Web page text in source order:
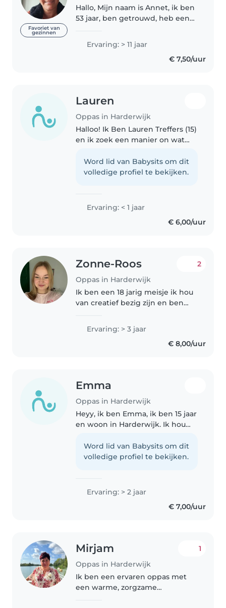
Favoriet van
gezinnen
Hallo, Mijn naam is Annet, ik ben
53 jaar, ben getrouwd, heb een
en woon in Harderwijk Ik houd
van kinderen, kan goed met
Ervaring: > 11 jaar
€ 7,50/uur
Lauren
Oppas in Harderwijk
Halloo! Ik Ben Lauren Treffers (15)
en ik zoek een manier on wat
schrapen om
uitwisselingsstudent te worden
Word lid van Babysits om dit
volledige profiel te bekijken.
Ervaring: < 1 jaar
€ 6,00/uur
Zonne-Roos
Oppas in Harderwijk
2
Ik ben een 18 jarig meisje ik hou
van creatief bezig zijn en ben
jaar ervaring in de zorg voor
baby's, peuters en
basisschoolkinderen. Ik spreek
Ervaring: > 3 jaar
€ 8,00/uur
Emma
Oppas in Harderwijk
Heyy, ik ben Emma, ik ben 15 jaar
en woon in Harderwijk. Ik hou
zelf ook 2 jongere zusjes. Ik vind
het heel leuk om te bakken en
Word lid van Babysits om dit
volledige profiel te bekijken.
Ervaring: > 2 jaar
€ 7,00/uur
Mirjam
Oppas in Harderwijk
1
Ik ben een ervaren oppas met
een warme, zorgzame